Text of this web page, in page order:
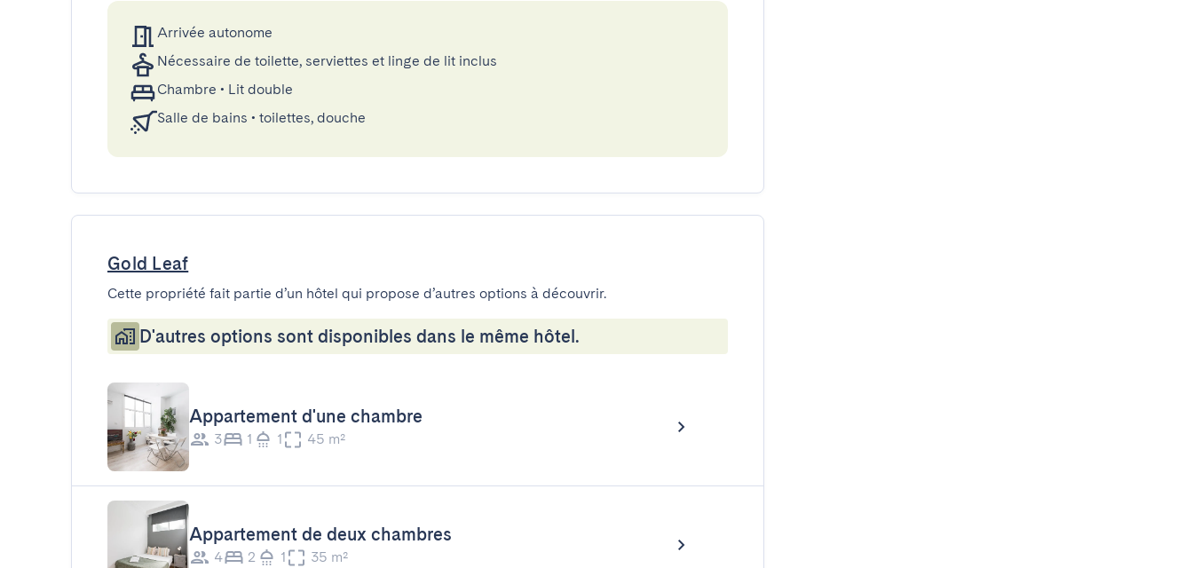
Arrivée autonome
Nécessaire de toilette, serviettes et linge de lit inclus
Chambre • Lit double
Salle de bains • toilettes, douche
Gold Leaf
Cette propriété fait partie d’un hôtel qui propose d’autres options à découvrir.
D'autres options sont disponibles dans le même hôtel.
Appartement d'une chambre
3 1 1 45 m²
Appartement de deux chambres
4 2 1 35 m²